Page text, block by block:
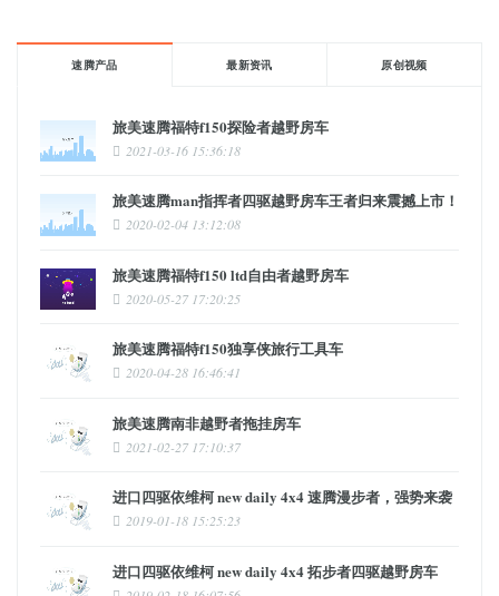
速腾产品 最新资讯 原创视频
旅美速腾福特f150探险者越野房车
2021-03-16 15:36:18
旅美速腾man指挥者四驱越野房车王者归来震撼上市！
2020-02-04 13:12:08
旅美速腾福特f150 ltd自由者越野房车
2020-05-27 17:20:25
旅美速腾福特f150独享侠旅行工具车
2020-04-28 16:46:41
旅美速腾南非越野者拖挂房车
2021-02-27 17:10:37
进口四驱依维柯 new daily 4x4 速腾漫步者，强势来袭
2019-01-18 15:25:23
进口四驱依维柯 new daily 4x4 拓步者四驱越野房车